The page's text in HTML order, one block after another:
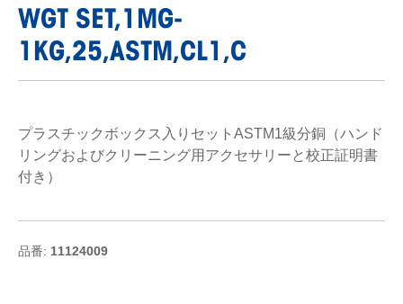
WGT SET,1MG-
1KG,25,ASTM,CL1,C
プラスチックボックス入りセットASTM1級分銅（ハンド
リングおよびクリーニング用アクセサリーと校正証明書
付き）
品番: 11124009